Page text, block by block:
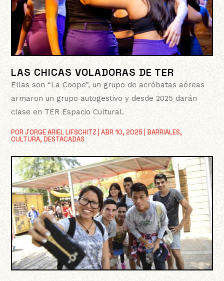
LAS CHICAS VOLADORAS DE TER
PORJORGE ARIEL LIFSCHITZ |ABR 10, 2025 |BARRIALES,
CULTURA,DESTACADAS
Ellas son “La Coope”, un grupo de acróbatas aéreas
armaron un grupo autogestivo y desde 2025 darán
clase en TER Espacio Cultural.